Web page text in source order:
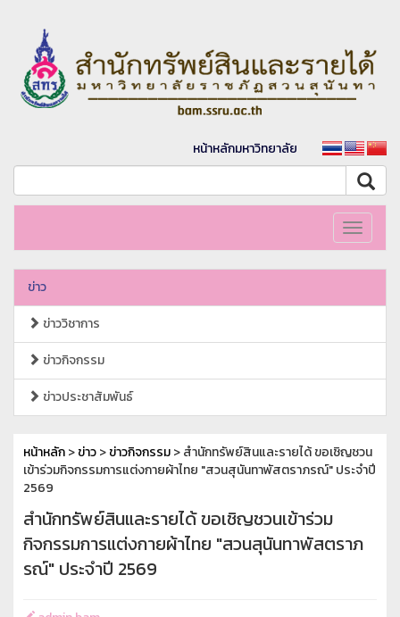
หน้าหลักมหาวิทยาลัย
Toggle
ข่าว
ข่าววิชาการ
ข่าวกิจกรรม
ข่าวประชาสัมพันธ์
หน้าหลัก>ข่าว>ข่าวกิจกรรม> สำนักทรัพย์สินและรายได้ ขอเชิญชวน
เข้าร่วมกิจกรรมการแต่งกายผ้าไทย "สวนสุนันทาพัสตราภรณ์" ประจำปี
2569
สำนักทรัพย์สินและรายได้ ขอเชิญชวนเข้าร่วม
กิจกรรมการแต่งกายผ้าไทย "สวนสุนันทาพัสตราภ
รณ์" ประจำปี 2569